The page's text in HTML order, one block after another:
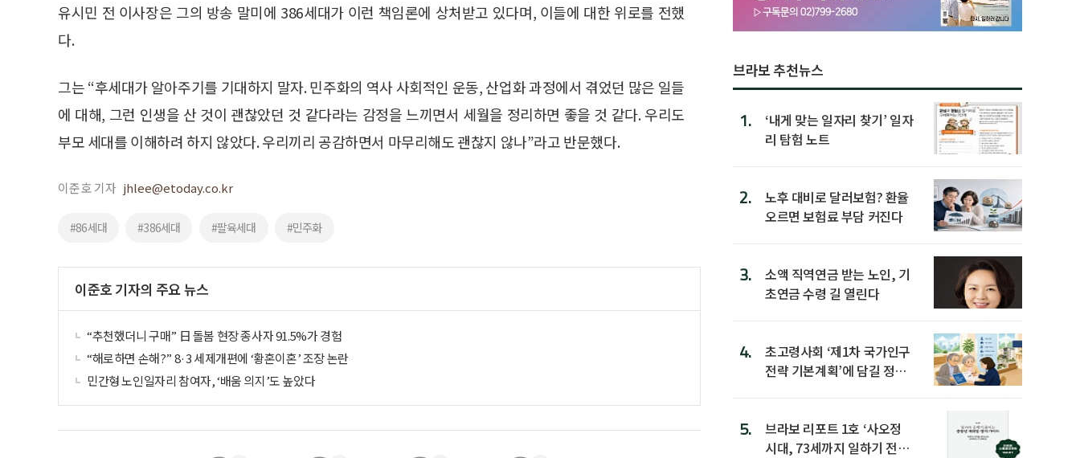
유시민 전 이사장은 그의 방송 말미에 386세대가 이런 책임론에 상처받고 있다며, 이들에 대한 위로를 전했
다.
그는 “후세대가 알아주기를 기대하지 말자. 민주화의 역사 사회적인 운동, 산업화 과정에서 겪었던 많은 일들
에 대해, 그런 인생을 산 것이 괜찮았던 것 같다라는 감정을 느끼면서 세월을 정리하면 좋을 것 같다. 우리도
부모 세대를 이해하려 하지 않았다. 우리끼리 공감하면서 마무리해도 괜찮지 않나”라고 반문했다.
이준호 기자 jhlee@etoday.co.kr
#86세대 #386세대 #팔육세대 #민주화
이준호 기자의 주요 뉴스
“추천했더니 구매” 日 돌봄 현장 종사자 91.5%가 경험
“해로하면 손해?” 8·3 세제개편에 ‘황혼이혼’ 조장 논란
민간형 노인일자리 참여자, ‘배움 의지’도 높았다
브라보 추천뉴스
1.
‘내게 맞는 일자리 찾기’ 일자
리 탐험 노트
2.
노후 대비로 달러보험? 환율
오르면 보험료 부담 커진다
3.
소액 직역연금 받는 노인, 기
초연금 수령 길 열린다
4.
초고령사회 ‘제1차 국가인구
전략 기본계획’에 담길 정책
5.
브라보 리포트 1호 ‘사오정
시대, 73세까지 일하기 전략’